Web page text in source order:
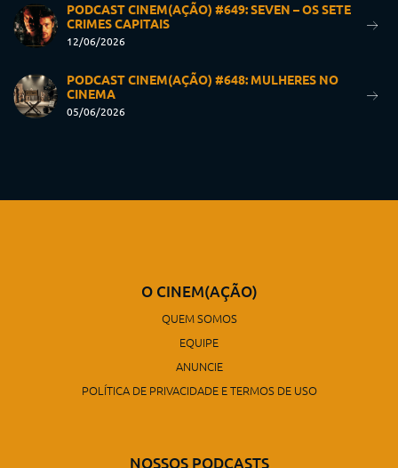
PODCAST CINEM(AÇÃO) #649: SEVEN – OS SETE
CRIMES CAPITAIS
12/06/2026
PODCAST CINEM(AÇÃO) #648: MULHERES NO
CINEMA
05/06/2026
O CINEM(AÇÃO)
QUEM SOMOS
EQUIPE
ANUNCIE
POLÍTICA DE PRIVACIDADE E TERMOS DE USO
NOSSOS PODCASTS